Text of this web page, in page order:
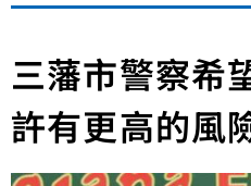
三藩市警察希
許有更高的風